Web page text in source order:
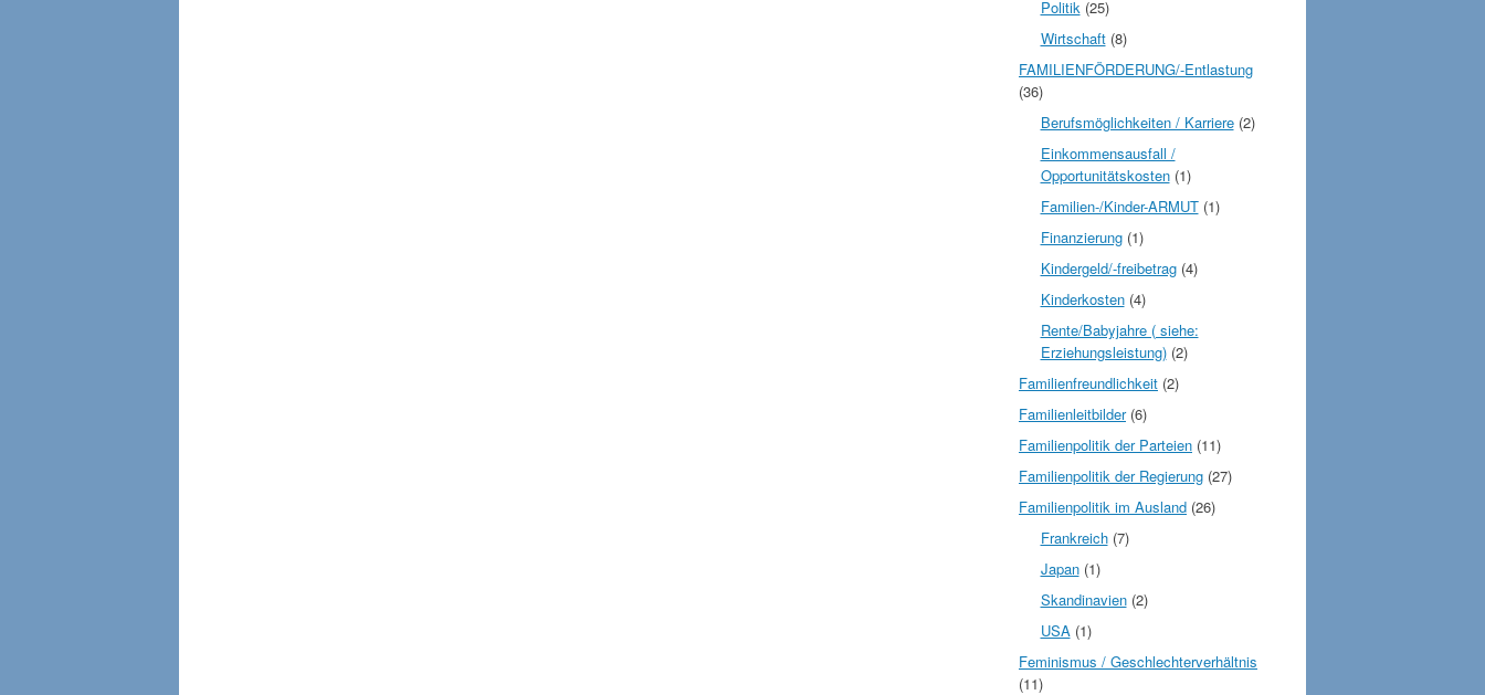
Politik(25)
Wirtschaft(8)
FAMILIENFÖRDERUNG/-Entlastung
(36)
Berufsmöglichkeiten / Karriere(2)
Einkommensausfall /
Opportunitätskosten(1)
Familien-/Kinder-ARMUT(1)
Finanzierung(1)
Kindergeld/-freibetrag(4)
Kinderkosten(4)
Rente/Babyjahre ( siehe:
Erziehungsleistung)(2)
Familienfreundlichkeit (2)
Familienleitbilder(6)
Familienpolitik der Parteien (11)
Familienpolitik der Regierung (27)
Familienpolitik im Ausland (26)
Frankreich(7)
Japan(1)
Skandinavien(2)
USA(1)
Feminismus / Geschlechterverhältnis
(11)